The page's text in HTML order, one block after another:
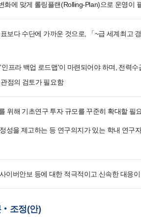
화에 맞게 롤링플랜(Rolling-Plan)으로 운영이
보다 수단에 가까운 것으로, 「~급 세계최고
프라 백업 로드맵'이 마련되어야 하며, 전력
점의 검토가 필요함
위해 기초연구 투자 규모를 꾸준히 확대할 필
성을 제고하는 등 연구의지가 있는 학내 연구
이버안보 등에 대한 적극적이고 신속한 대응
‧조정(안)